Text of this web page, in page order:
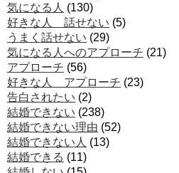
気になる人 (130)
好きな人 話せない (5)
うまく話せない (29)
気になる人へのアプローチ (21)
アプローチ (56)
好きな人 アプローチ (23)
告白されたい (2)
結婚できない (238)
結婚できない理由 (52)
結婚できない人 (13)
結婚できる (11)